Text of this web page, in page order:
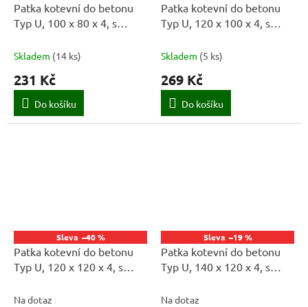
Patka kotevní do betonu
Typ U, 100 x 80 x 4, s
Skladem (14 ks)
231 Kč
Do košíku
Patka kotevní do betonu
Typ U, 120 x 100 x 4, s
Skladem (5 ks)
269 Kč
Do košíku
–40 %
Patka kotevní do betonu
Typ U, 120 x 120 x 4, s
Na dotaz
–19 %
Patka kotevní do betonu
Typ U, 140 x 120 x 4, s
Na dotaz